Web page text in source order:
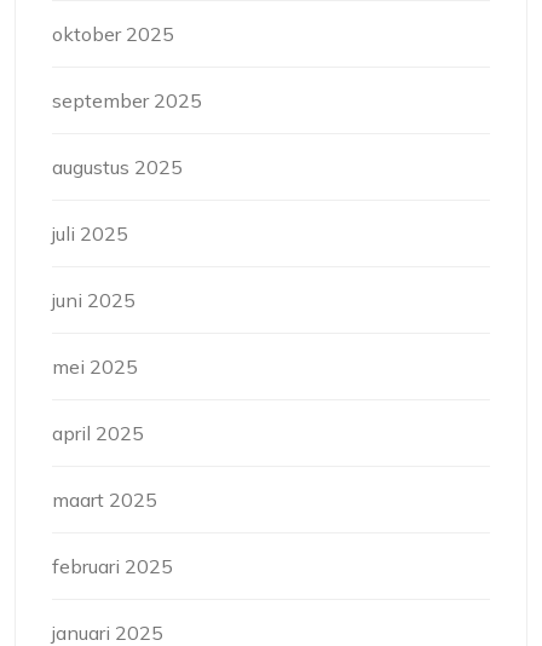
oktober 2025
september 2025
augustus 2025
juli 2025
juni 2025
mei 2025
april 2025
maart 2025
februari 2025
januari 2025